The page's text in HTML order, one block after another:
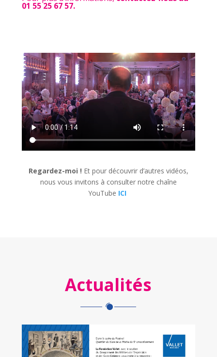
01 55 25 67 57.
Regardez-moi ! Et pour découvrir d’autres vidéos,
nous vous invitons à consulter notre chaîne
YouTube ICI
Actualités